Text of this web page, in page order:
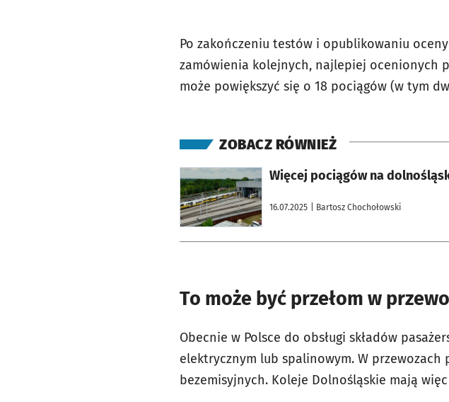
Po zakończeniu testów i opublikowaniu
zamówienia kolejnych, najlepiej ocenionych
może powiększyć się o 18 pociągów (w tym
ZOBACZ RÓWNIEŻ
Więcej pociągów na
16.07.2025 | Bartosz Chochołowski
otworzy się w nowej karcie
To może być przełom w
Obecnie w Polsce do obsługi składów
elektrycznym lub spalinowym. W
bezemisyjnych. Koleje Dolnośląskie mają